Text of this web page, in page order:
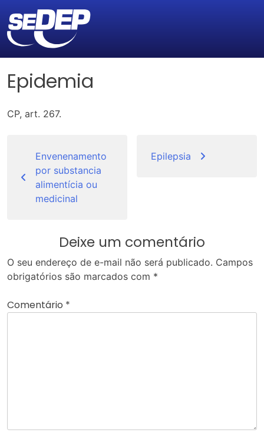
Epidemia
CP, art. 267.
Post
Envenenamento
por substancia
alimentícia ou
medicinal
Epilepsia
Deixe um comentário
O seu endereço de e-mail não será publicado. Campos
obrigatórios são marcados com *
Comentário *